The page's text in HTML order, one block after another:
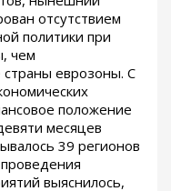
отсутствием
политики при
чем
страны еврозоны. С
положение
месяцев
39 регионов
выяснилось,